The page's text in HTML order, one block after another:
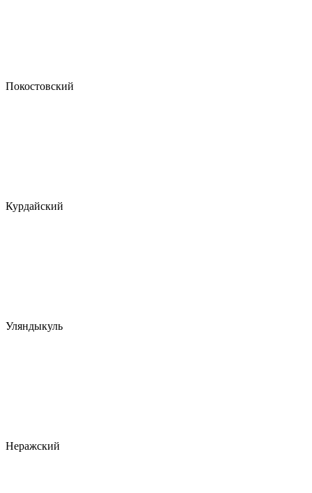
Покостовский
Курдайский
Уляндыкуль
Неражский